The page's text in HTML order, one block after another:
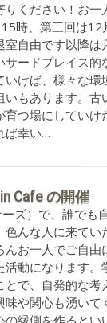
ください！お一
時、第三回は
自由です以降
ードプレイス的
けば、様々な
もあります。
つ場にしていけ
ば幸い…
Cafe の開催
ズ）で、誰でも
んな人に来て
お一人でご自由
動になります。
で、自発的な
や関心も湧いて
縁側を作ると